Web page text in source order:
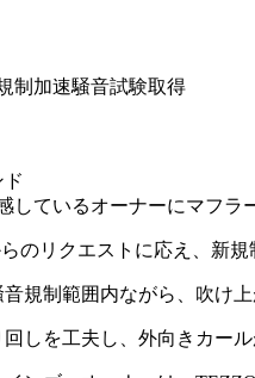
制加速騒音試験取得
ているオーナーにマフラ
のリクエストに応え、新
規制範囲内ながら、吹け
しを工夫し、外向きカー